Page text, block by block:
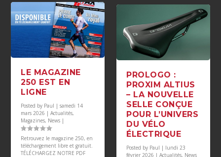
LE MAGAZINE
250 EST EN
LIGNE
Posted by Paul |samedi 14
mars 2026 |Actualités,
Magazines, News |
Retrouvez le magazine 250, en
téléchargement libre et gratuit.
TÉLÉCHARGEZ NOTRE PDF
PROLOGO :
PROXIM ALTIUS
– LA NOUVELLE
SELLE CONÇUE
POUR L’UNIVERS
DU VÉLO
ÉLECTRIQUE
Posted by Paul | lundi 23
février 2026 | Actualités, News